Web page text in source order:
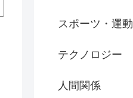
スポーツ・運動
テクノロジー
人間関係